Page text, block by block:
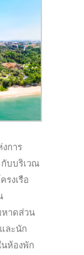
การ
บบริเวณ
รงเรือ
หาดส่วน
ละนัก
ห้องพัก